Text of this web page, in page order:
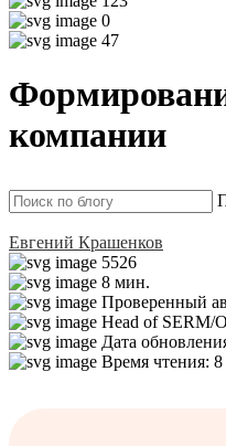
0
47
компании
Евгений Крашенков
5526
8 мин.
Проверенный
Head of SERM/
Дата
Время чтения: